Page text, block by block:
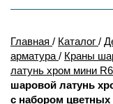
Главная / Каталог /
арматура / Краны
латунь хром мини
шаровой латунь
с набором цветных